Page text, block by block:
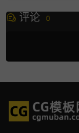
评论 0